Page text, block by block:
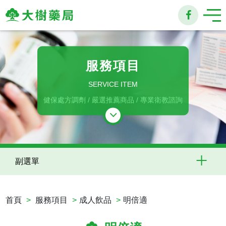
大
樹
連
鎖
藥
局
服務項目
SERVICE ITEM
健保處方調劑 / 嚴選推薦商品 / 專業衛教諮詢
副選單
首頁 服務項目 成人飲品 明倍適